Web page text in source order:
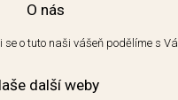
O nás
o tuto naši vášeň podělíme s
další weby